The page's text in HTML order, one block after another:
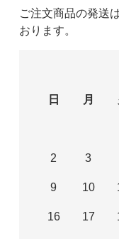
ご注文商品の発送
おります。
日
月
2 3
9 10
16 17